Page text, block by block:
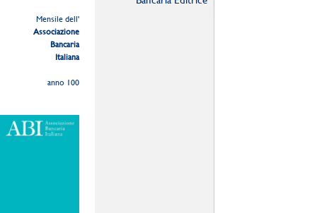
Mensile dell'
Associazione
Bancaria
Italiana
anno 100